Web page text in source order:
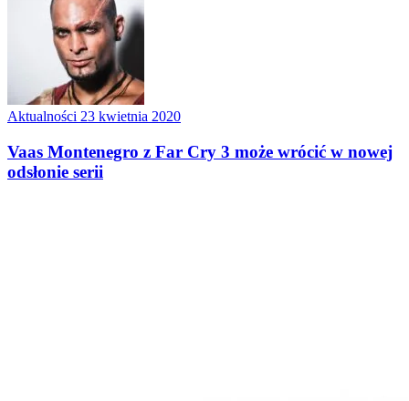
Aktualności 23 kwietnia 2020
Vaas Montenegro z Far Cry 3 może wrócić w nowej
odsłonie serii